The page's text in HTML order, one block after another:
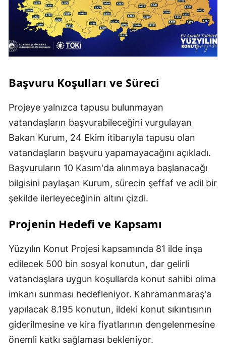
Başvuru Koşulları ve Süreci
Projeye yalnızca tapusu bulunmayan
vatandaşların başvurabileceğini vurgulayan
Bakan Kurum, 24 Ekim itibarıyla tapusu olan
vatandaşların başvuru yapamayacağını açıkladı.
Başvuruların 10 Kasım'da alınmaya başlanacağı
bilgisini paylaşan Kurum, sürecin şeffaf ve adil bir
şekilde ilerleyeceğinin altını çizdi.
Projenin Hedefi ve Kapsamı
Yüzyılın Konut Projesi kapsamında 81 ilde inşa
edilecek 500 bin sosyal konutun, dar gelirli
vatandaşlara uygun koşullarda konut sahibi olma
imkanı sunması hedefleniyor. Kahramanmaraş'a
yapılacak 8.195 konutun, ildeki konut sıkıntısının
giderilmesine ve kira fiyatlarının dengelenmesine
önemli katkı sağlaması bekleniyor.